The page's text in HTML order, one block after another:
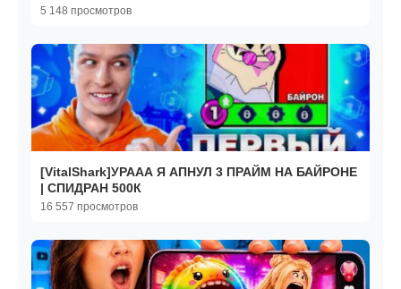
5 148 просмотров
[VitalShark]УРААА Я АПНУЛ 3 ПРАЙМ НА БАЙРОНЕ
| СПИДРАН 500К
16 557 просмотров